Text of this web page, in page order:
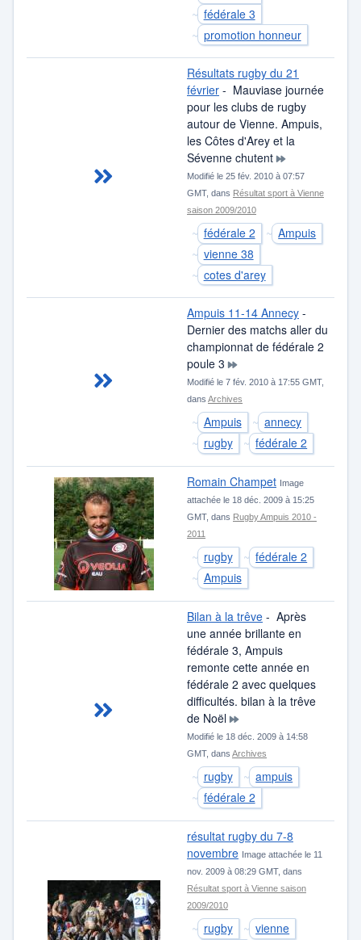
fédérale 3
promotion honneur
Résultats rugby du 21
février - Mauviase journée
pour les clubs de rugby
autour de Vienne. Ampuis,
les Côtes d'Arey et la
Sévenne chutent
Modifié le 25 fév. 2010 à 07:57
GMT, dans Résultat sport à Vienne
saison 2009/2010
fédérale 2
Ampuis
vienne 38
cotes d'arey
Ampuis 11-14 Annecy -
Dernier des matchs aller du
championnat de fédérale 2
poule 3
Modifié le 7 fév. 2010 à 17:55 GMT,
dans Archives
Ampuis
annecy
rugby
fédérale 2
Romain Champet Image
attachée le 18 déc. 2009 à 15:25
GMT, dans Rugby Ampuis 2010 -
2011
rugby
fédérale 2
Ampuis
Bilan à la trêve - Après
une année brillante en
fédérale 3, Ampuis
remonte cette année en
fédérale 2 avec quelques
difficultés. bilan à la trêve
de Noël
Modifié le 18 déc. 2009 à 14:58
GMT, dans Archives
rugby
ampuis
fédérale 2
résultat rugby du 7-8
novembre Image attachée le 11
nov. 2009 à 08:29 GMT, dans
Résultat sport à Vienne saison
2009/2010
rugby
vienne